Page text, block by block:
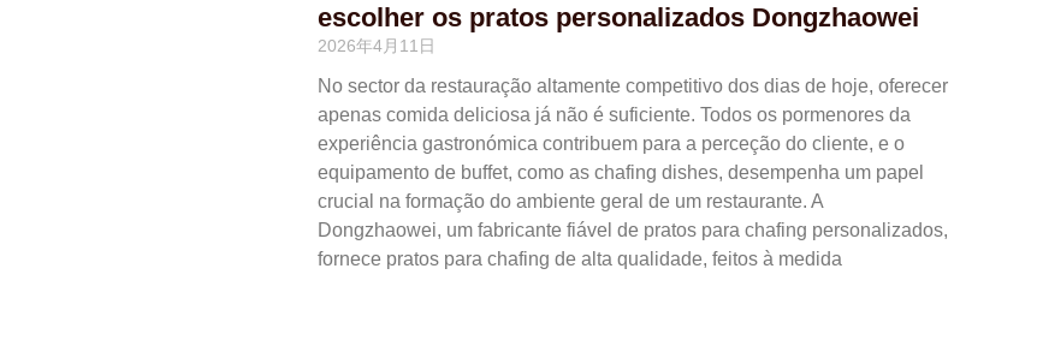
escolher os pratos personalizados Dongzhaowei
2026年4月11日
No sector da restauração altamente competitivo dos dias de hoje, oferecer
apenas comida deliciosa já não é suficiente. Todos os pormenores da
experiência gastronómica contribuem para a perceção do cliente, e o
equipamento de buffet, como as chafing dishes, desempenha um papel
crucial na formação do ambiente geral de um restaurante. A
Dongzhaowei, um fabricante fiável de pratos para chafing personalizados,
fornece pratos para chafing de alta qualidade, feitos à medida